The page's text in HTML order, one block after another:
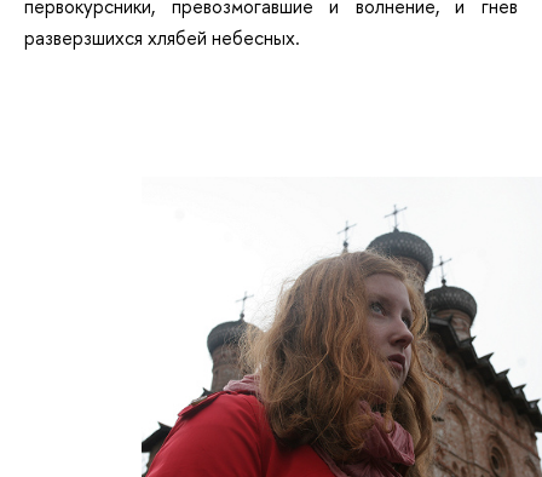
первокурсники, превозмогавшие и волнение, и гнев
разверзшихся хлябей небесных.